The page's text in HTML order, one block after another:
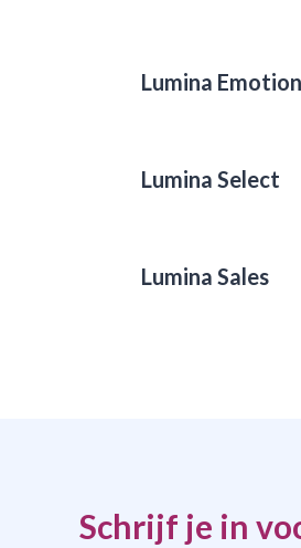
Lumina Emotion
Lumina Select
Lumina Sales
Schrijf je in